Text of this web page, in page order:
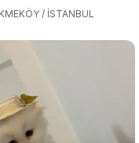
/ İSTANBUL